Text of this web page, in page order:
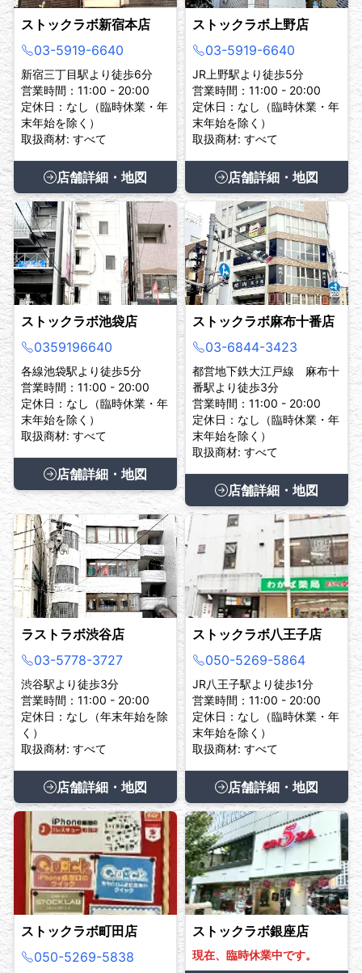
ストックラボ新宿本店
03-5919-6640
新宿三丁目駅より徒歩6分
営業時間：11:00 - 20:00
定休日：なし（臨時休業・年
末年始を除く）
取扱商材: すべて
店舗詳細・地図
ストックラボ上野店
03-5919-6640
JR上野駅より徒歩5分
営業時間：11:00 - 20:00
定休日：なし（臨時休業・年
末年始を除く）
取扱商材: すべて
店舗詳細・地図
ストックラボ池袋店
0359196640
各線池袋駅より徒歩5分
営業時間：11:00 - 20:00
定休日：なし（臨時休業・年
末年始を除く）
取扱商材: すべて
店舗詳細・地図
ストックラボ麻布十番店
03-6844-3423
都営地下鉄大江戸線 麻布十
番駅より徒歩3分
営業時間：11:00 - 20:00
定休日：なし（臨時休業・年
末年始を除く）
取扱商材: すべて
店舗詳細・地図
ラストラボ渋谷店
03-5778-3727
渋谷駅より徒歩3分
営業時間：11:00 - 20:00
定休日：なし（年末年始を除
く）
取扱商材: すべて
店舗詳細・地図
ストックラボ八王子店
050-5269-5864
JR八王子駅より徒歩1分
営業時間：11:00 - 20:00
定休日：なし（臨時休業・年
末年始を除く）
取扱商材: すべて
店舗詳細・地図
ストックラボ町田店
050-5269-5838
ストックラボ銀座店
現在、臨時休業中です。